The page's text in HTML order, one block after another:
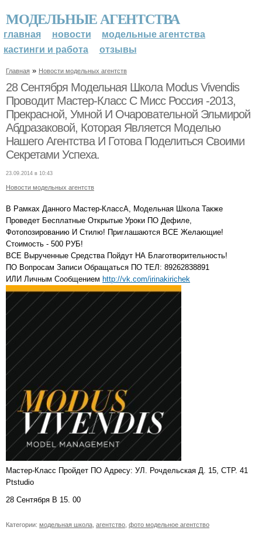
МОДЕЛЬНЫЕ АГЕНТСТВА
главная новости
модельные агентства
кастинги и работа
отзывы
Главная » Новости модельных агентств
28 Сентября Модельная Школа Modus Vivendis
Проводит Мастер-Класс С Мисс Россия -2013,
Прекрасной, Умной И Очаровательной Эльмирой
Абдразаковой, Которая Является Моделью
Нашего Агентства И Готова Поделиться Своими
Секретами Успеха.
23.09.2014 в 10:43
Новости модельных агентств
В Рамках Данного Мастер-КлассА, Модельная Школа Также
Проведет Бесплатные Открытые Уроки ПО Дефиле,
Фотопозированию И Стилю! Приглашаются ВСЕ Желающие!
Стоимость - 500 РУБ!
ВСЕ Вырученные Средства Пойдут НА Благотворительность!
ПО Вопросам Записи Обращаться ПО ТЕЛ: 89262838891
ИЛИ Личным Сообщением http://vk.com/irinakirichek
Мастер-Класс Пройдет ПО Адресу: УЛ. Рочдельская Д. 15, СТР. 41
Ptstudio
28 Сентября В 15. 00
Категории: модельная школа агентство фото модельное агентство